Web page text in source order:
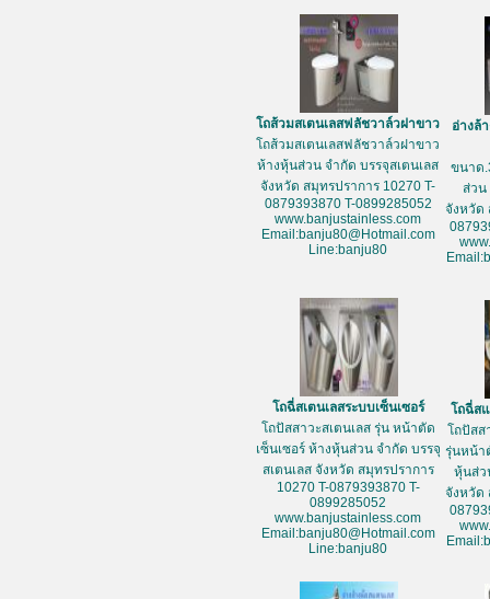
โถส้วมสเตนเลสฟลัชวาล์วฝาขาว
โถส้วมสเตนเลสฟลัชวาล์วฝาขาว
ห้างหุ้นส่วน จำกัด บรรจุสเตนเลส
จังหวัด สมุทรปราการ 10270 T-
0879393870 T-0899285052
www.banjustainless.com
Email:banju80@Hotmail.com
Line:banju80
อ่างล้
ขนาด
ส่วน
จังหวัด
โถฉี่สเตนเลสระบบเซ็นเซอร์
โถปัสสาวะสเตนเลส รุ่น หน้าตัด
เซ็นเซอร์ ห้างหุ้นส่วน จำกัด บรรจุ
สเตนเลส จังหวัด สมุทรปราการ
10270 T-0879393870 T-
0899285052
www.banjustainless.com
Email:banju80@Hotmail.com
Line:banju80
โถฉี่ส
โถปัสส
รุ่นหน้า
หุ้นส่ว
จังหวัด